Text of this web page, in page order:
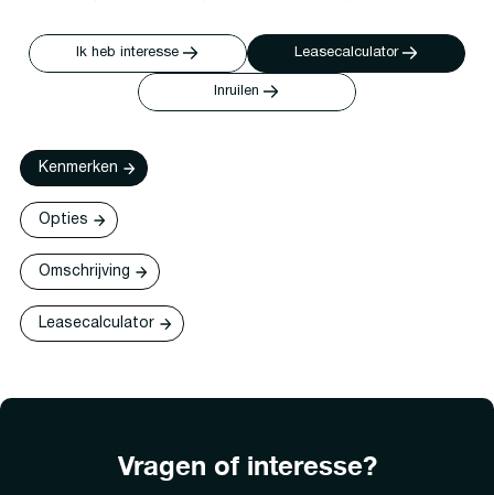
Ik heb interesse Leasecalculator
Inruilen
Kenmerken
Opties
Omschrijving
Leasecalculator
Vragen of interesse?